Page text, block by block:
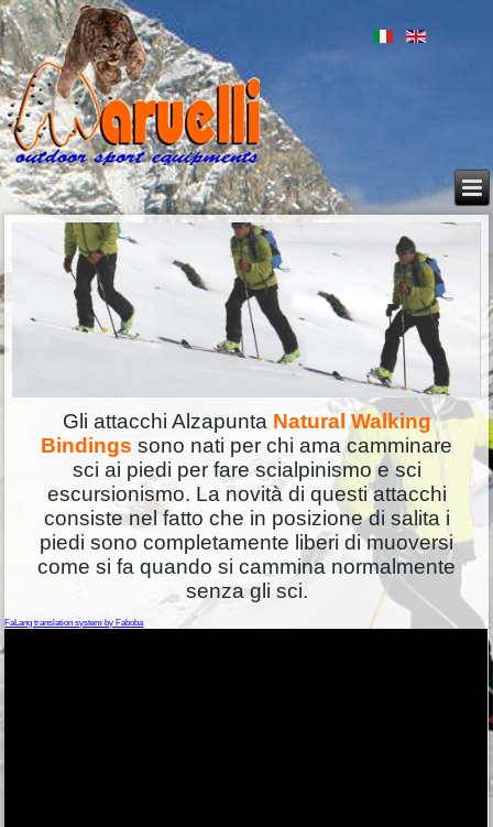
Gli attacchi Alzapunta Natural Walking
Bindings sono nati per chi ama camminare
sci ai piedi per fare scialpinismo e sci
escursionismo. La novità di questi attacchi
consiste nel fatto che in posizione di salita i
piedi sono completamente liberi di muoversi
come si fa quando si cammina normalmente
senza gli sci.
FaLang translation system by Faboba